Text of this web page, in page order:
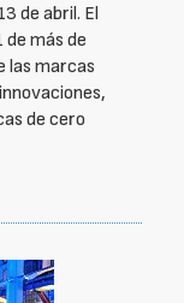
de abril. El
más de
las marcas
de cero